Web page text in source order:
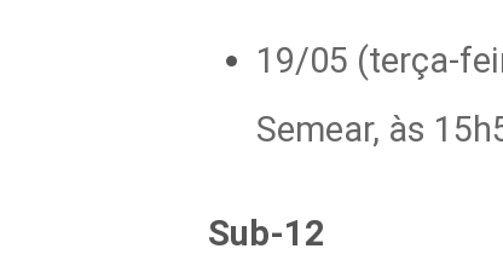
19/05 (terça-
Semear, às
Sub-12